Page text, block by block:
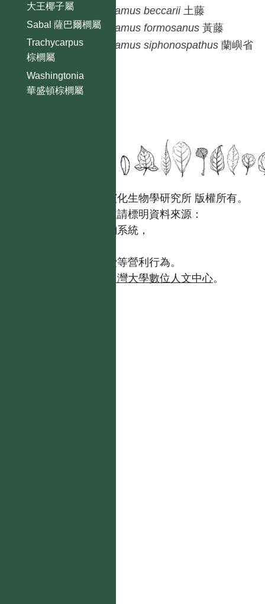
大王椰子屬
Sabal 薩巴爾櫚屬
Trachycarpus
棕櫚屬
Washingtonia
華盛頓棕櫚屬
Calamus beccarii 土藤
Calamus formosanus 黃藤
Calamus siphonospathus 蘭嶼省
國立台灣大學生態學與演化生物學研究所 版權所有。
歡迎引用本網站資料，並請標明資料來源：
【台灣植物資訊整合查詢系統，
且不得有收取資料查詢費等營利行為。
台灣大學數位人文中心。